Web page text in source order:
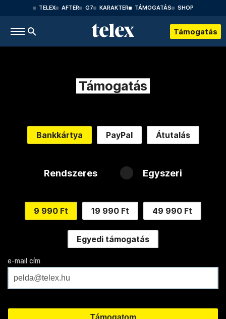
TELEX AFTER G7 KARAKTER TÁMOGATÁS SHOP
Támogatás
Támogatás
Bankkártya PayPal Átutalás
Rendszeres Egyszeri
9 990 Ft 19 990 Ft 49 990 Ft
Egyedi támogatás
e-mail cím